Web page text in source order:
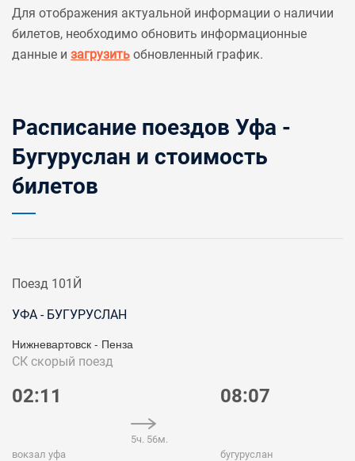
Для отображения актуальной информации о наличии
билетов, необходимо обновить информационные
данные и загрузить обновленный график.
Расписание поездов Уфа -
Бугуруслан и стоимость
билетов
Поезд 101Й
УФА - БУГУРУСЛАН
Нижневартовск - Пенза
СК скорый поезд
02:11
вокзал уфа
5ч. 56м.
08:07
бугуруслан